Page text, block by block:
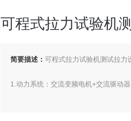
可程式拉力试验机
简要描述： 可程式拉力试验机测试拉力
1.动力系统：交流变频电机+交流驱动